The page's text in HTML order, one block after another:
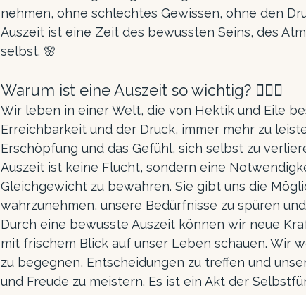
nehmen, ohne schlechtes Gewissen, ohne den
Auszeit ist eine Zeit des bewussten Seins, des
selbst. 🌸
Warum ist eine Auszeit so wichtig? 💆‍♀️✨
Wir leben in einer Welt, die von Hektik und Eile
Erreichbarkeit und der Druck, immer mehr zu
Erschöpfung und das Gefühl, sich selbst zu
Auszeit ist keine Flucht, sondern eine
Gleichgewicht zu bewahren. Sie gibt uns die
wahrzunehmen, unsere Bedürfnisse zu spüren
Durch eine bewusste Auszeit können wir neue
mit frischem Blick auf unser Leben schauen. Wir
zu begegnen, Entscheidungen zu treffen und
und Freude zu meistern. Es ist ein Akt der